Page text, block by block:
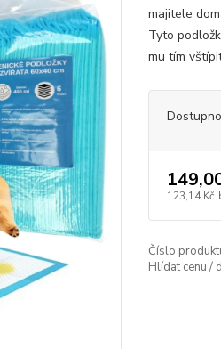
majitele
Tyto
mu tím
123,14 Kč
Číslo
Hlídat cenu /